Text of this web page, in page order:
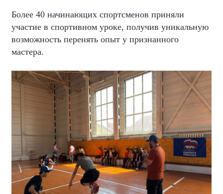
Более 40 начинающих спортсменов приняли
участие в спортивном уроке, получив уникальную
возможность перенять опыт у признанного
мастера.